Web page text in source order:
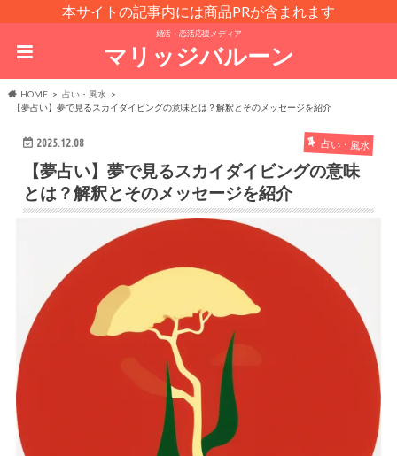
本サイトの記事内には商品PRが含まれます
婚活・恋活応援メディア
マリッジバルーン
HOME
占い・風水
【夢占い】夢で見るスカイダイビングの意味とは？解釈とそのメッセージを紹介
2025.12.08 占い・風水
【夢占い】夢で見るスカイダイビングの意味
とは？解釈とそのメッセージを紹介